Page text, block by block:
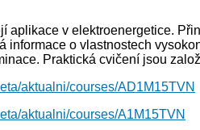
aplikace v elektroenergetice.
o vlastnostech
Praktická cvičení jsou
aktualni/courses/AD1M15TVN
aktualni/courses/A1M15TVN